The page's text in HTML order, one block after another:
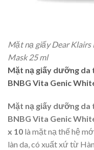
Mặt nạ giấy Dear Klairs
Mask 25 ml
Mặt nạ giấy dưỡng da
BNBG Vita Genic
Mặt nạ giấy dưỡng da
BNBG Vita Genic
x 10 là mặt nạ thế hệ
làn da, có xuất xứ từ